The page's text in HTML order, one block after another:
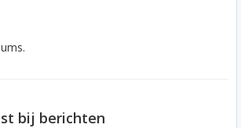
bij berichten